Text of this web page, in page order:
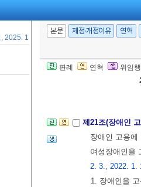
2025. 11. 11., 일부개정]
본문 제정·개정이유 연혁
판례 연혁 위임
[본조신설
제20조(사업주
고 인정하면
제21조(장애인
장애인 고용
여성장애인을
2. 3., 2022. 1.
1. 장애인을